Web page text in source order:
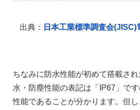
出典：
日本工業標準調査会
ちなみに防水性能が初めて搭載さ
水・防塵性能の表記は「IP67」で
性能であることが分かります。但